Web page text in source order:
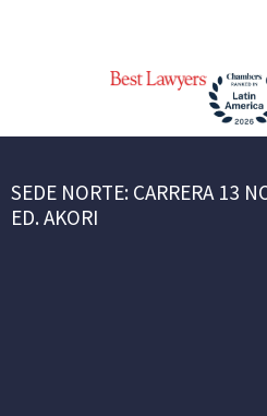
SEDE NORTE: CARRERA 13
ED. AKORI